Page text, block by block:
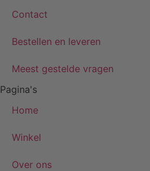
Contact
Bestellen en leveren
Meest gestelde vragen
Pagina's
Home
Winkel
Over ons